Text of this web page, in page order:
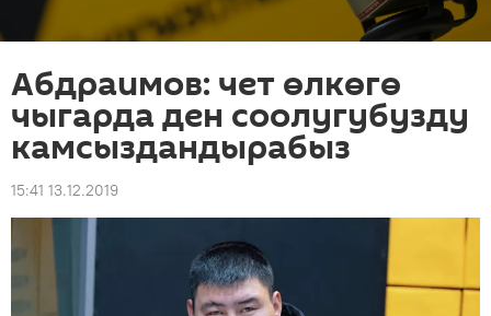
Абдраимов: чет өлкөгө
чыгарда ден соолугубузду
камсыздандырабыз
15:41 13.12.2019